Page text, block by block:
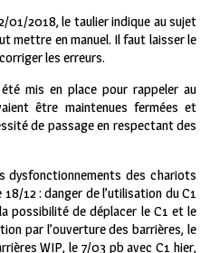
01/2018, le taulier indique au sujet
mettre en manuel. Il faut laisser le
les erreurs.
mis en place pour rappeler au
être maintenues fermées et
de passage en respectant des
dysfonctionnements des chariots
12 : danger de l’utilisation du C1
possibilité de déplacer le C1 et le
par l’ouverture des barrières, le
WIP, le 7/03 pb avec C1 hier,